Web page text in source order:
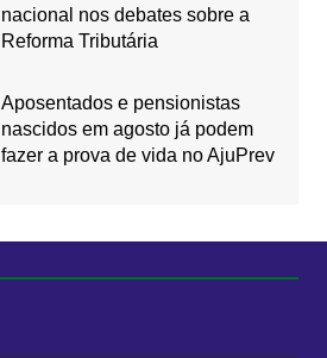
nacional nos debates sobre a
Reforma Tributária
Aposentados e pensionistas
nascidos em agosto já podem
fazer a prova de vida no AjuPrev